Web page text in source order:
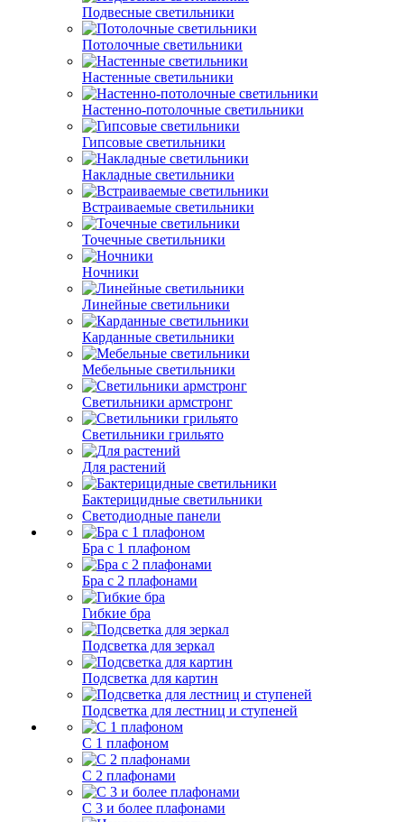
Подвесные светильники
Потолочные светильники
Настенные светильники
Настенно-потолочные светильники
Гипсовые светильники
Накладные светильники
Встраиваемые светильники
Точечные светильники
Ночники
Линейные светильники
Карданные светильники
Мебельные светильники
Светильники армстронг
Светильники грильято
Для растений
Бактерицидные светильники
Светодиодные панели
Бра с 1 плафоном
Бра с 2 плафонами
Гибкие бра
Подсветка для зеркал
Подсветка для картин
Подсветка для лестниц и ступеней
С 1 плафоном
С 2 плафонами
С 3 и более плафонами